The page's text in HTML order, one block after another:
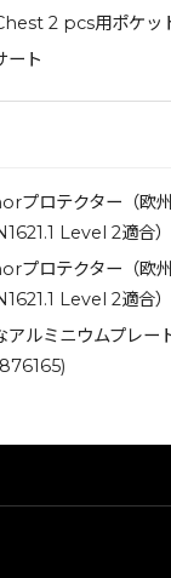
2 pcs用ポケッ
ート
プロテクター（欧
Level 2適合）
プロテクター（欧
Level 2適合）
アルミニウムプレー